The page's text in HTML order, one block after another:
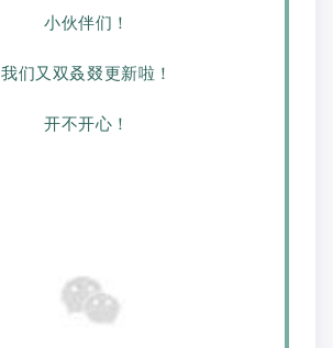
小伙伴们！
我们又双叒叕更新啦！
开不开心！